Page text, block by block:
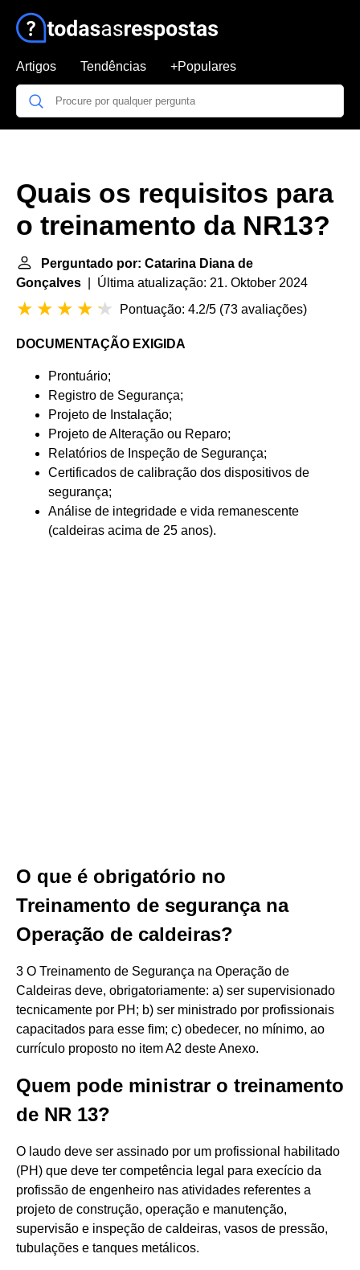
Artigos Tendências +Populares
Quais os requisitos para
o treinamento da NR13?
Perguntado por: Catarina Diana de
Gonçalves | Última atualização: 21. Oktober 2024
Pontuação: 4.2/5 (73 avaliações)
DOCUMENTAÇÃO EXIGIDA
Prontuário;
Registro de Segurança;
Projeto de Instalação;
Projeto de Alteração ou Reparo;
Relatórios de Inspeção de Segurança;
Certificados de calibração dos dispositivos de
segurança;
Análise de integridade e vida remanescente
(caldeiras acima de 25 anos).
O que é obrigatório no
Treinamento de segurança na
Operação de caldeiras?
3 O Treinamento de Segurança na Operação de
Caldeiras deve, obrigatoriamente: a) ser supervisionado
tecnicamente por PH; b) ser ministrado por profissionais
capacitados para esse fim; c) obedecer, no mínimo, ao
currículo proposto no item A2 deste Anexo.
Quem pode ministrar o treinamento
de NR 13?
O laudo deve ser assinado por um profissional habilitado
(PH) que deve ter competência legal para execício da
profissão de engenheiro nas atividades referentes a
projeto de construção, operação e manutenção,
supervisão e inspeção de caldeiras, vasos de pressão,
tubulações e tanques metálicos.